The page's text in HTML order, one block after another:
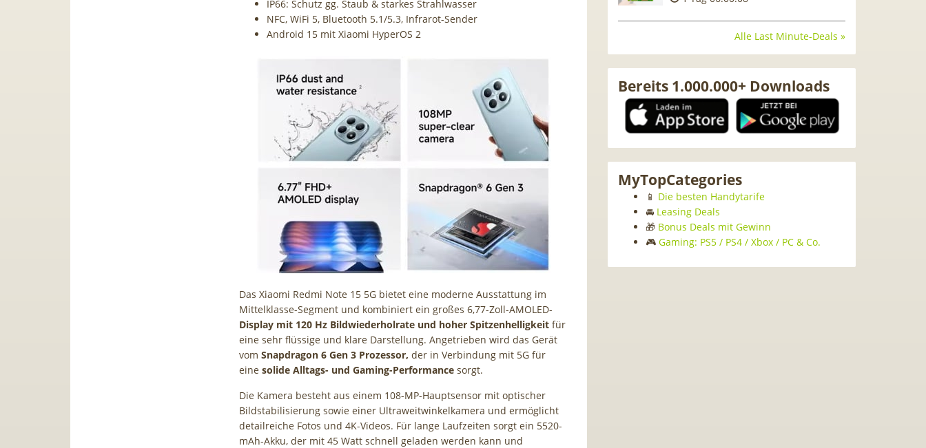
IP66: Schutz gg. Staub & starkes Strahlwasser
NFC, WiFi 5, Bluetooth 5.1/5.3, Infrarot-Sender
Android 15 mit Xiaomi HyperOS 2
Das Xiaomi Redmi Note 15 5G bietet eine moderne Ausstattung im
Mittelklasse-Segment und kombiniert ein großes 6,77-Zoll-AMOLED-
Display mit 120 Hz Bildwiederholrate und hoher Spitzenhelligkeit für
eine sehr flüssige und klare Darstellung. Angetrieben wird das Gerät
vom Snapdragon 6 Gen 3 Prozessor, der in Verbindung mit 5G für
eine solide Alltags- und Gaming-Performance sorgt.
Die Kamera besteht aus einem 108-MP-Hauptsensor mit optischer
Bildstabilisierung sowie einer Ultraweitwinkelkamera und ermöglicht
detailreiche Fotos und 4K-Videos. Für lange Laufzeiten sorgt ein 5520-
mAh-Akku, der mit 45 Watt schnell geladen werden kann und
Alle Last Minute-Deals »
Bereits 1.000.000+ Downloads
MyTopCategories
📱 Die besten Handytarife
🚘 Leasing Deals
🎁 Bonus Deals mit Gewinn
🎮 Gaming: PS5 / PS4 / Xbox / PC & Co.